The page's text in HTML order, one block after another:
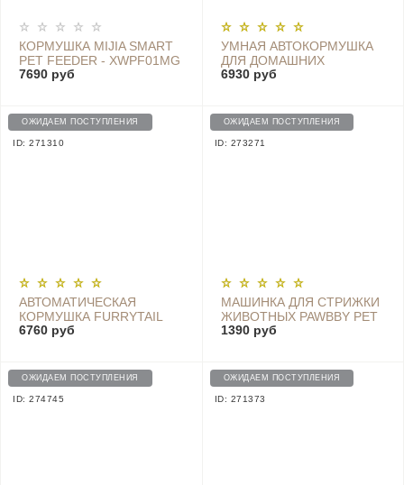
КОРМУШКА MIJIA SMART
PET FEEDER - XWPF01MG
7690 руб
УМНАЯ АВТОКОРМУШКА
ДЛЯ ДОМАШНИХ
ЖИВОТНЫХ PETKIT
6930 руб
ОЖИДАЕМ ПОСТУПЛЕНИЯ
ID: 271310
АВТОМАТИЧЕСКАЯ
КОРМУШКА FURRYTAIL
PET INTELLIGENT FEEDER
6760 руб
ОЖИДАЕМ ПОСТУПЛЕНИЯ
ID: 273271
МАШИНКА ДЛЯ СТРИЖКИ
ЖИВОТНЫХ PAWBBY PET
SHAVER ДЛЯ СОБАК И
1390 руб
ОЖИДАЕМ ПОСТУПЛЕНИЯ
ID: 274745
ОЖИДАЕМ ПОСТУПЛЕНИЯ
ID: 271373